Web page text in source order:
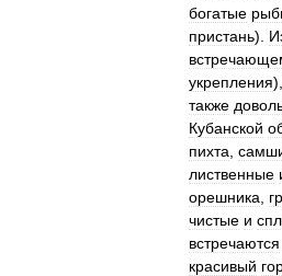
богатые
пристань).
укрепления),
также
Кубанской
пихта
лиственные
орешника
чистые и
встречаются
красивый